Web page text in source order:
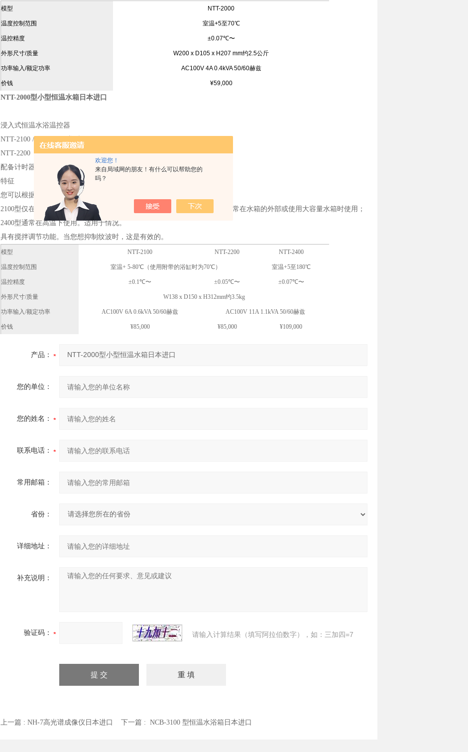
欢迎您！
来自局域网的朋友！有什么可以帮助您的
吗？
模型 NTT-2000
温度控制范围 室温+5至70℃
温控精度 ±0.07℃〜
外形尺寸/质量 W200 x D105 x H207 mm约2.5公斤
功率输入/额定功率 AC100V 4A 0.4kVA 50/60赫兹
价钱 ¥59,000
NTT-2000型小型恒温水箱日本进口
浸入式恒温水浴温控器
NTT-2100 / 2200/2400类型
NTT-2200
配备计时器功能和搅拌调节功能
特征
您可以根据预期用途选择型号。
2100型仅在水箱中使用，并且有许多实验将多个单元排列在一起； 2200型通常在水箱的外部或使用大容量水箱时使用；
2400型通常在高温下使用。适用于情况。
具有搅拌调节功能。当您想抑制纹波时，这是有效的。
模型 NTT-2100 NTT-2200 NTT-2400
温度控制范围 室温+ 5-80℃（使用附带的浴缸时为70℃） 室温+5至180℃
温控精度 ±0.1℃〜 ±0.05℃〜 ±0.07℃〜
外形尺寸/质量 W138 x D150 x H312mm约3.5kg
功率输入/额定功率 AC100V 6A 0.6kVA 50/60赫兹 AC100V 11A 1.1kVA 50/60赫兹
价钱 ¥85,000 ¥85,000 ¥109,000
产品：
您的单位：
您的姓名：
联系电话：
常用邮箱：
省份：
详细地址：
补充说明：
验证码： 请输入计算结果（填写阿拉伯数字），如：三加四=7
上一篇 : NH-7高光谱成像仪日本进口 下一篇 : NCB-3100 型恒温水浴箱日本进口